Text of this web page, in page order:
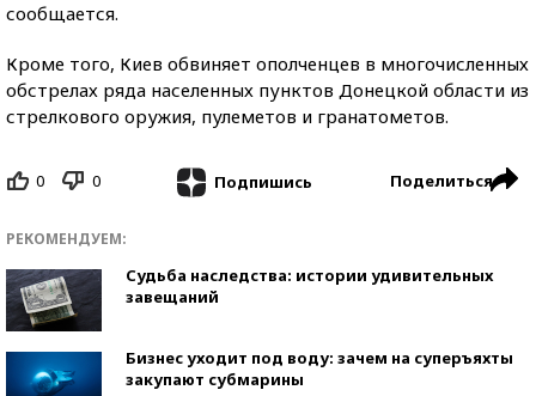
сообщается.
Кроме того, Киев обвиняет ополченцев в многочисленных
обстрелах ряда населенных пунктов Донецкой области из
стрелкового оружия, пулеметов и гранатометов.
0 0 Подпишись Поделиться
РЕКОМЕНДУЕМ:
Судьба наследства: истории удивительных
завещаний
Бизнес уходит под воду: зачем на суперъяхты
закупают субмарины